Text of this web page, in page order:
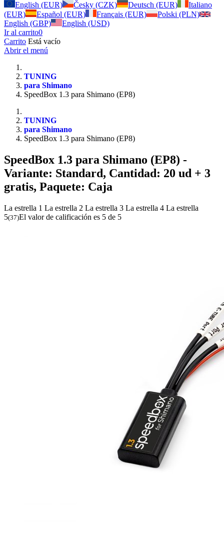
English (EUR)
Česky (CZK) Deutsch (EUR)
Italiano
(EUR)
Español (EUR) Français (EUR)
Polski (PLN)
English (GBP)
English (USD)
Ir al carrito0
Carrito Está vacío
Abrir el menú
TUNING
para Shimano
SpeedBox 1.3 para Shimano (EP8)
TUNING
para Shimano
SpeedBox 1.3 para Shimano (EP8)
SpeedBox 1.3 para Shimano (EP8) -
Variante: Standard, Cantidad: 20 ud + 3
gratis, Paquete: Caja
La estrella 1 La estrella 2 La estrella 3 La estrella 4 La estrella
5(37)El valor de calificación es 5 de 5